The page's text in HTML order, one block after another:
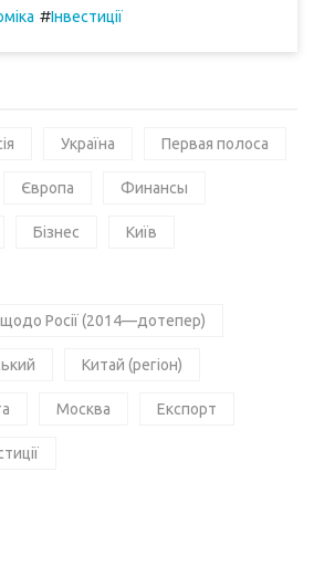
#Інвестиції
Україна Первая полоса
Європа Финансы
Бізнес Київ
щодо Росії (2014—дотепер)
Китай (регіон)
Москва Експорт